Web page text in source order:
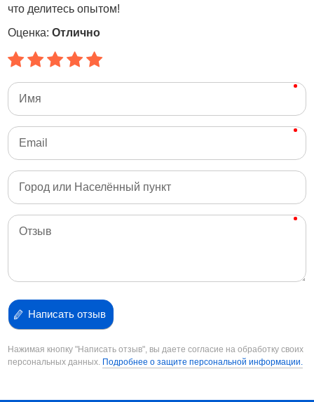
что делитесь опытом!
Оценка:Отлично
Имя
Email
Город или Населённый пункт
Отзыв
Написать отзыв
Нажимая кнопку "Написать отзыв", вы даете согласие на обработку своих
персональных данных. Подробнее о защите персональной информации.